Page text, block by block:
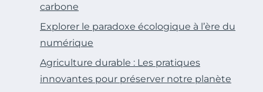
carbone
Explorer le paradoxe écologique à l’ère du
numérique
Agriculture durable : Les pratiques
innovantes pour préserver notre planète